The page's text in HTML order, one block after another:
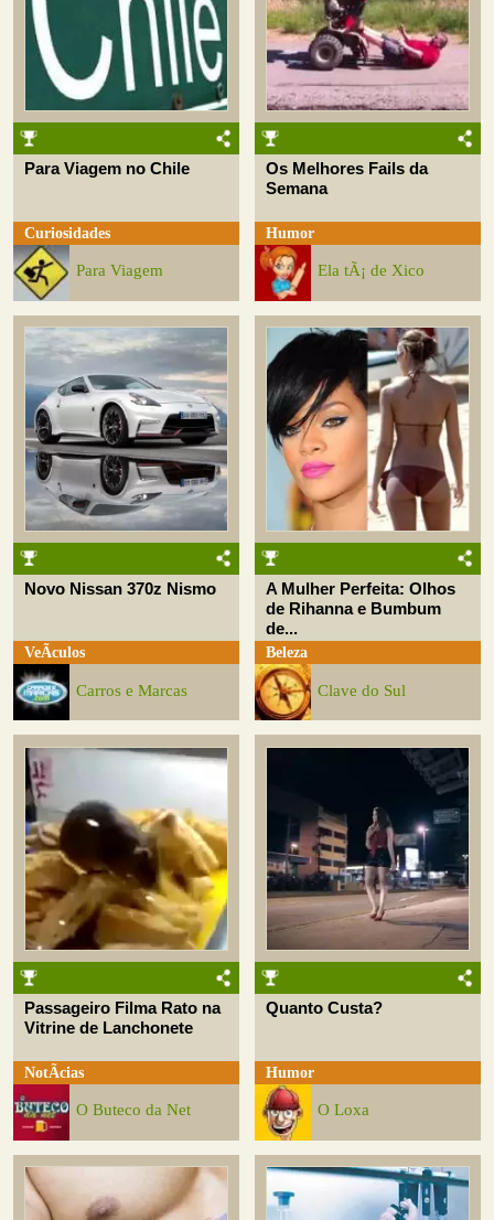
Para Viagem no Chile
Curiosidades
Para Viagem
Os Melhores Fails da
Semana
Humor
Ela tÃ¡ de Xico
Novo Nissan 370z Nismo
VeÃ­culos
Carros e Marcas
A Mulher Perfeita: Olhos
de Rihanna e Bumbum
de...
Beleza
Clave do Sul
Passageiro Filma Rato na
Vitrine de Lanchonete
NotÃ­cias
O Buteco da Net
Quanto Custa?
Humor
O Loxa